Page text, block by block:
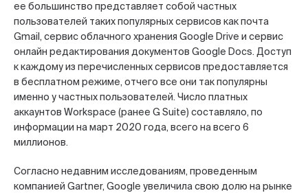
ее большинство представляет собой частных
пользователей таких популярных сервисов как почта
Gmail, сервис облачного хранения Google Drive и сервис
онлайн редактирования документов Google Docs. Доступ
к каждому из перечисленных сервисов предоставляется
в бесплатном режиме, отчего все они так популярны
именно у частных пользователей. Число платных
аккаунтов Workspace (ранее G Suite) составляло, по
информации на март 2020 года, всего на всего 6
миллионов.
Согласно недавним исследованиям, проведенным
компанией Gartner, Google увеличила свою долю на рынке